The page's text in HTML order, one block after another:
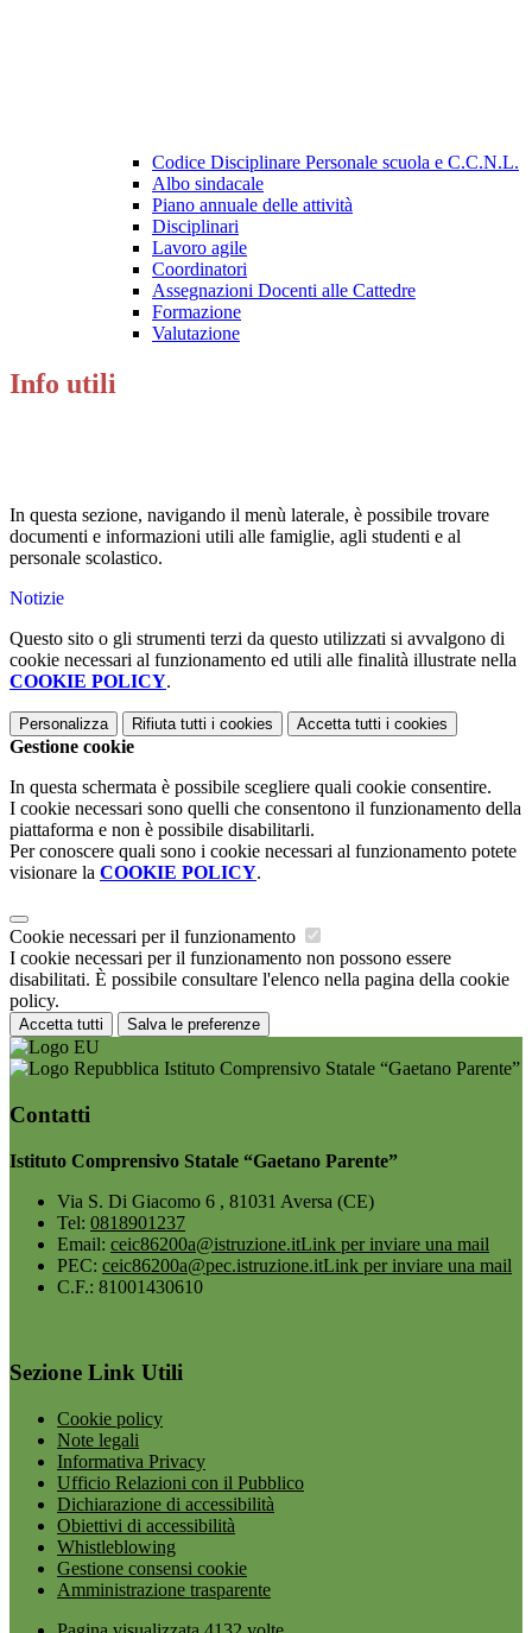
Codice Disciplinare Personale scuola e C.C.N.L.
Albo sindacale
Piano annuale delle attività
Disciplinari
Lavoro agile
Coordinatori
Assegnazioni Docenti alle Cattedre
Formazione
Valutazione
Info utili
In questa sezione, navigando il menù laterale, è possibile trovare
documenti e informazioni utili alle famiglie, agli studenti e al
personale scolastico.
Notizie
Questo sito o gli strumenti terzi da questo utilizzati si avvalgono di
cookie necessari al funzionamento ed utili alle finalità illustrate nella
COOKIE POLICY.
Personalizza Rifiuta tutti i cookies Accetta tutti i cookies
Gestione cookie
In questa schermata è possibile scegliere quali cookie consentire.
I cookie necessari sono quelli che consentono il funzionamento della
piattaforma e non è possibile disabilitarli.
Per conoscere quali sono i cookie necessari al funzionamento potete
visionare la COOKIE POLICY.
Cookie necessari per il funzionamento
I cookie necessari per il funzionamento non possono essere
disabilitati. È possibile consultare l'elenco nella pagina della cookie
policy.
Accetta tutti Salva le preferenze
Istituto Comprensivo Statale “Gaetano Parente”
Contatti
Istituto Comprensivo Statale “Gaetano Parente”
Via S. Di Giacomo 6 , 81031 Aversa (CE)
Tel: 0818901237
Email: ceic86200a@istruzione.itLink per inviare una mail
PEC: ceic86200a@pec.istruzione.itLink per inviare una mail
C.F.: 81001430610
Sezione Link Utili
Cookie policy
Note legali
Informativa Privacy
Ufficio Relazioni con il Pubblico
Dichiarazione di accessibilità
Obiettivi di accessibilità
Whistleblowing
Gestione consensi cookie
Amministrazione trasparente